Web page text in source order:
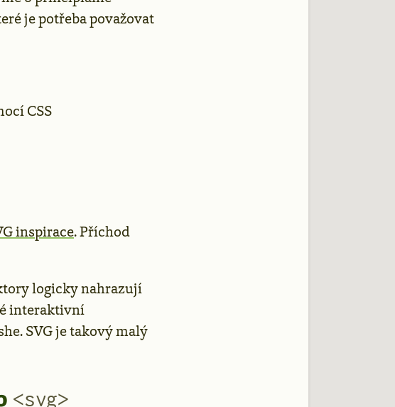
je potřeba považovat
CSS
inspirace. Příchod
logicky nahrazují
interaktivní
SVG je takový malý
<svg>